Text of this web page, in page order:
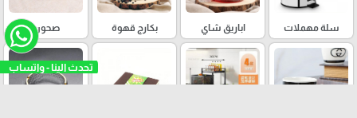
تحدث الينا - واتساب
سلة مهملات اباريق شاي بكارج قهوة صحون